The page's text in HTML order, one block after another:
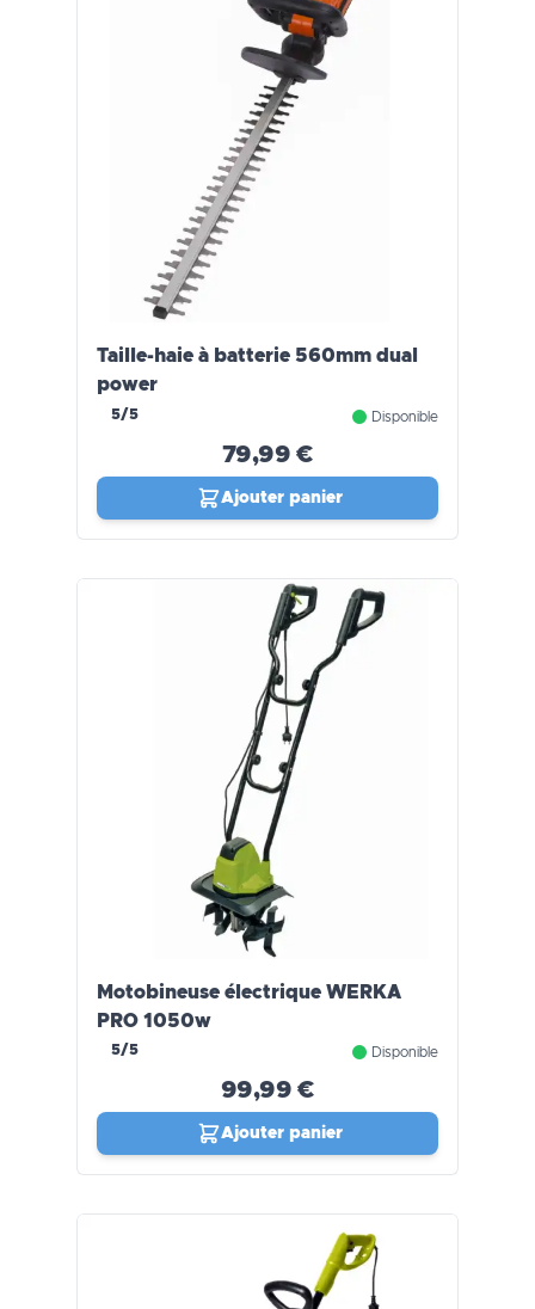
Taille-haie à batterie 560mm dual
power
5/5 Disponible
79,99 €
Ajouter panier
Motobineuse électrique WERKA
PRO 1050w
5/5 Disponible
99,99 €
Ajouter panier